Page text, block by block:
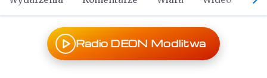
Radio DEON Modlitwa